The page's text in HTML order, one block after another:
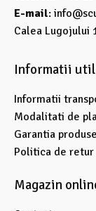
E-mail:
Calea Lugojului
Informatii
Informatii
Modalitati de
Garantia
Politica de retur
Magazin